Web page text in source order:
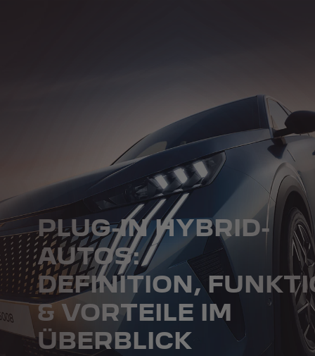
PLUG-IN HYBRID-
AUTOS:
DEFINITION,
& VORTEILE IM
ÜBERBLICK